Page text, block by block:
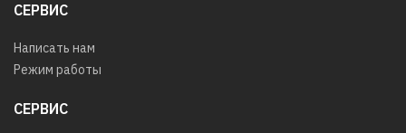
СЕРВИС
Написать нам
Режим работы
СЕРВИС